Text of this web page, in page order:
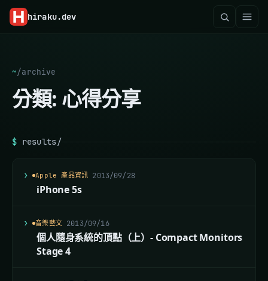
hiraku.dev
~/archive
分類: 心得分享
$ results/
2013/09/28
Apple 產品資訊
iPhone 5s
2013/09/16
音樂藝文
個人隨身系統的頂點（上）- Compact Monitors
Stage 4